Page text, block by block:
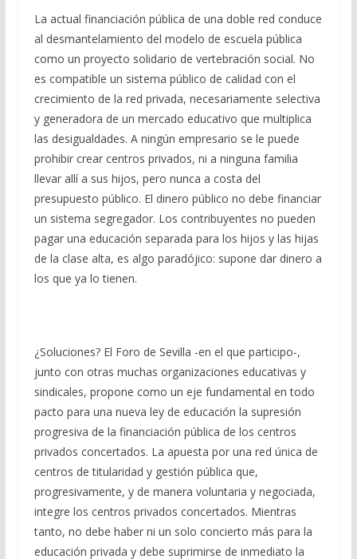
La actual financiación pública de una doble red conduce
al desmantelamiento del modelo de escuela pública
como un proyecto solidario de vertebración social. No
es compatible un sistema público de calidad con el
crecimiento de la red privada, necesariamente selectiva
y generadora de un mercado educativo que multiplica
las desigualdades. A ningún empresario se le puede
prohibir crear centros privados, ni a ninguna familia
llevar allí a sus hijos, pero nunca a costa del
presupuesto público. El dinero público no debe financiar
un sistema segregador. Los contribuyentes no pueden
pagar una educación separada para los hijos y las hijas
de la clase alta, es algo paradójico: supone dar dinero a
los que ya lo tienen.
¿Soluciones? El Foro de Sevilla -en el que participo-,
junto con otras muchas organizaciones educativas y
sindicales, propone como un eje fundamental en todo
pacto para una nueva ley de educación la supresión
progresiva de la financiación pública de los centros
privados concertados. La apuesta por una red única de
centros de titularidad y gestión pública que,
progresivamente, y de manera voluntaria y negociada,
integre los centros privados concertados. Mientras
tanto, no debe haber ni un solo concierto más para la
educación privada y debe suprimirse de inmediato la